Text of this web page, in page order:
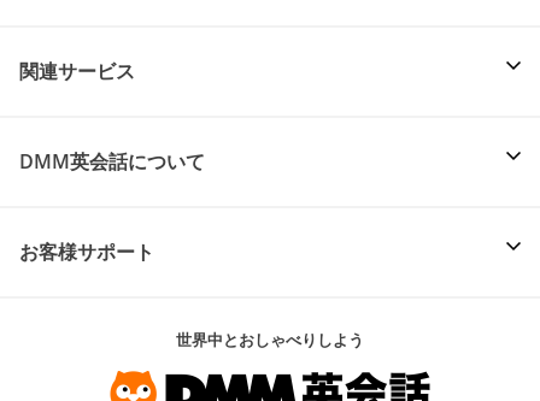
関連サービス
DMM英会話について
お客様サポート
世界中とおしゃべりしよう